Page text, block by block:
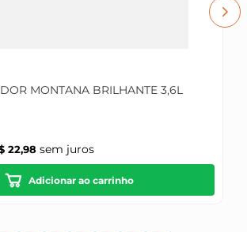
MONTANA BRILHANTE 3,6L
22,98 sem juros
Adicionar ao carrinho